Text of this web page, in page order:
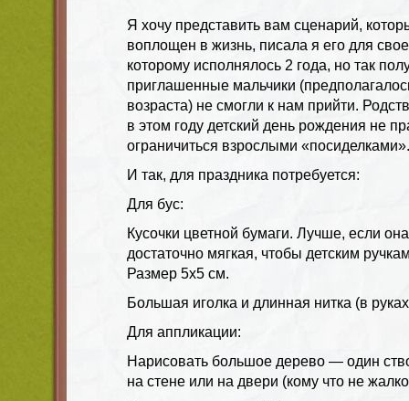
Я хочу представить вам сценарий,
воплощен в жизнь, писала я его для
которому исполнялось 2 года, но так
приглашенные мальчики
возраста) не смогли к нам прийти.
в этом году детский день рождения не
ограничиться взрослыми «посиделками».
И так, для праздника потребуется:
Для бус:
Кусочки цветной бумаги. Лучше, если
достаточно мягкая, чтобы детским
Размер 5х5 см.
Большая иголка и длинная нитка (в
Для аппликации:
Нарисовать большое дерево — один
на стене или на двери (кому что не